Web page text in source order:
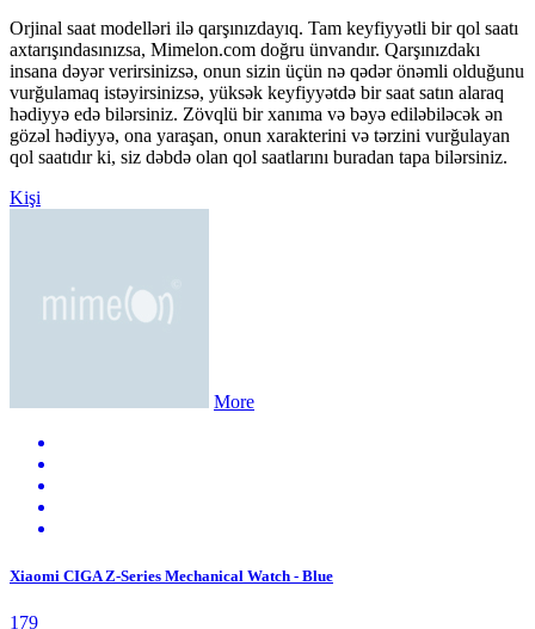
Orjinal saat modelləri ilə qarşınızdayıq. Tam keyfiyyətli bir qol saatı
axtarışındasınızsa, Mimelon.com doğru ünvandır. Qarşınızdakı
insana dəyər verirsinizsə, onun sizin üçün nə qədər önəmli olduğunu
vurğulamaq istəyirsinizsə, yüksək keyfiyyətdə bir saat satın alaraq
hədiyyə edə bilərsiniz. Zövqlü bir xanıma və bəyə ediləbiləcək ən
gözəl hədiyyə, ona yaraşan, onun xarakterini və tərzini vurğulayan
qol saatıdır ki, siz dəbdə olan qol saatlarını buradan tapa bilərsiniz.
Kişi
More
Xiaomi CIGA Z-Series Mechanical Watch - Blue
179